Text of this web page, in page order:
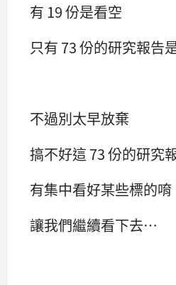
有 19 份是看空
只有 73 份的研究報告
不過別太早放棄
搞不好這 73 份的研究
有集中看好某些標的唷
讓我們繼續看下去…